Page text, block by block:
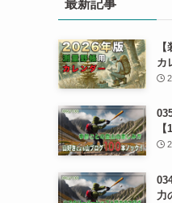
最新記事
カ
力